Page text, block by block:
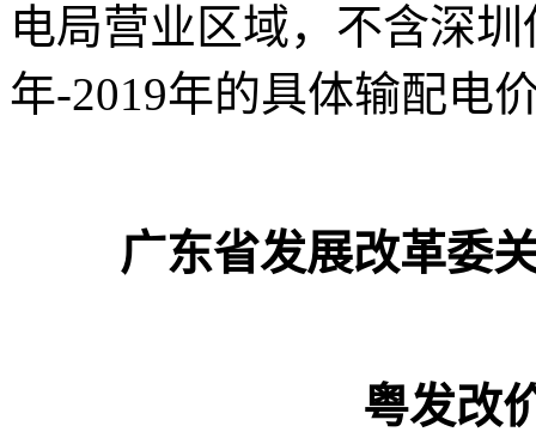
电局营业区域，不含深
年-2019年的具体输配电
广东省发展改革委关
粤发改价